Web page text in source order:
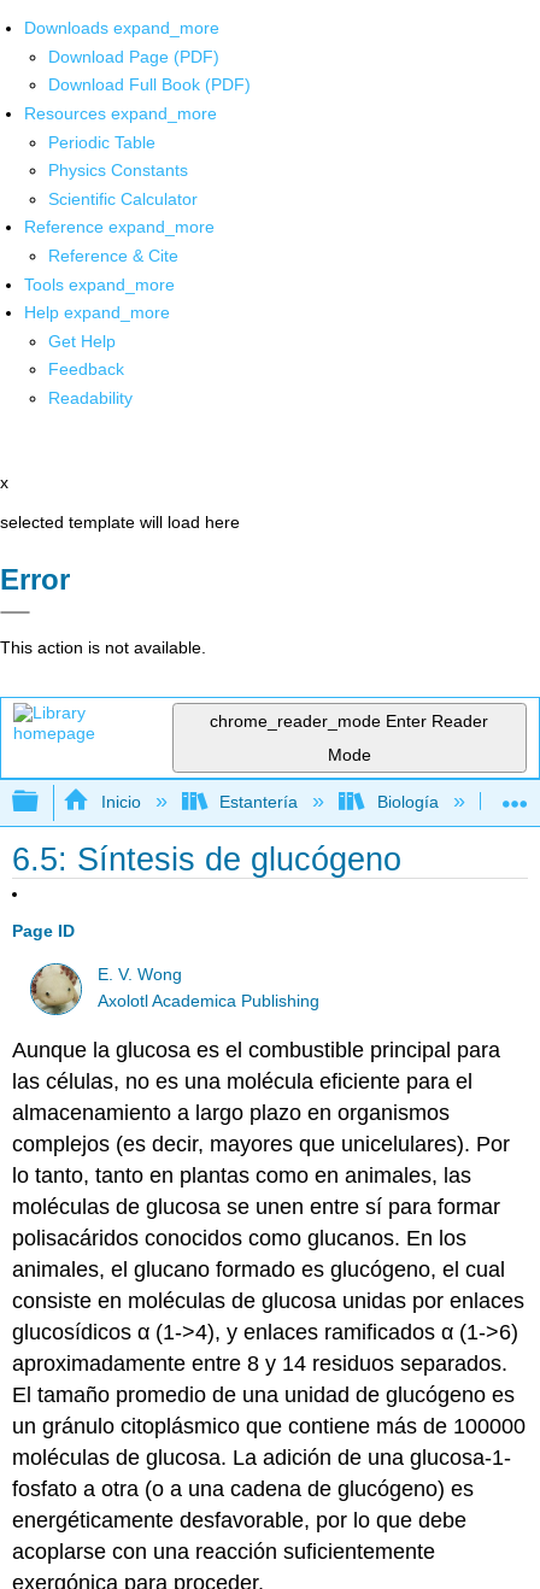
Downloads expand_more
Download Page (PDF)
Download Full Book (PDF)
Resources expand_more
Periodic Table
Physics Constants
Scientific Calculator
Reference expand_more
Reference & Cite
Tools expand_more
Help expand_more
Get Help
Feedback
Readability
x
selected template will load here
Error
This action is not available.
chrome_reader_mode Enter Reader
Mode
Expandir/contraer jerarquía global
Inicio Estantería Biología
6.5: Síntesis de glucógeno
Page ID
E. V. Wong
Axolotl Academica Publishing
Aunque la glucosa es el combustible principal para
las células, no es una molécula eficiente para el
almacenamiento a largo plazo en organismos
complejos (es decir, mayores que unicelulares). Por
lo tanto, tanto en plantas como en animales, las
moléculas de glucosa se unen entre sí para formar
polisacáridos conocidos como glucanos. En los
animales, el glucano formado es glucógeno, el cual
consiste en moléculas de glucosa unidas por enlaces
glucosídicos α (1->4), y enlaces ramificados α (1->6)
aproximadamente entre 8 y 14 residuos separados.
El tamaño promedio de una unidad de glucógeno es
un gránulo citoplásmico que contiene más de 100000
moléculas de glucosa. La adición de una glucosa-1-
fosfato a otra (o a una cadena de glucógeno) es
energéticamente desfavorable, por lo que debe
acoplarse con una reacción suficientemente
exergónica para proceder.